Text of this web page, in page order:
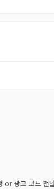
or 광고 코드 전